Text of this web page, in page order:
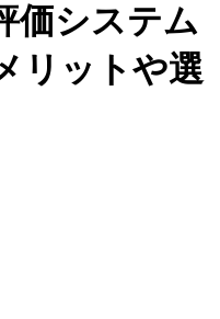
価システム
リットや選